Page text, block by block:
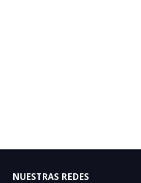
NUESTRAS REDES